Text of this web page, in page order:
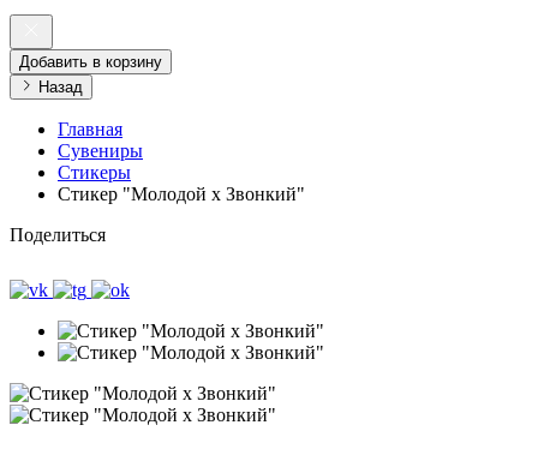
Добавить в корзину
Назад
Главная
Сувениры
Стикеры
Стикер "Молодой x Звонкий"
Поделиться